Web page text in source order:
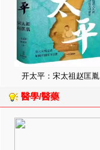
开太平：宋太祖赵匡胤
醫學/醫藥